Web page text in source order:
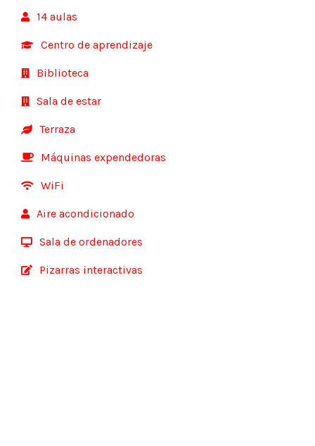
14 aulas
Centro de aprendizaje
Biblioteca
Sala de estar
Terraza
Máquinas expendedoras
WiFi
Aire acondicionado
Sala de ordenadores
Pizarras interactivas